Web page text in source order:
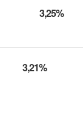
3,25%
3,21%